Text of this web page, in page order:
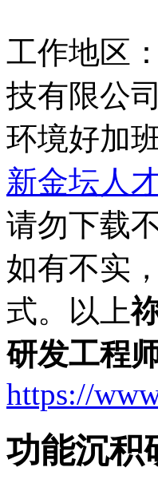
工作地区
技有限公司
环境好加
新金坛人
请勿下载
如有不实
式。以上
研发工程
https://
功能沉积